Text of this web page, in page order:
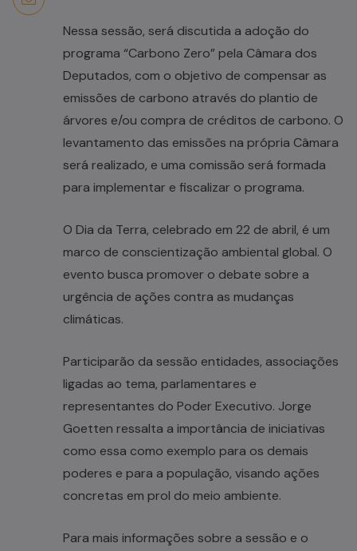
Nessa sessão, será discutida a adoção do
programa “Carbono Zero” pela Câmara dos
Deputados, com o objetivo de compensar as
emissões de carbono através do plantio de
árvores e/ou compra de créditos de carbono. O
levantamento das emissões na própria Câmara
será realizado, e uma comissão será formada
para implementar e fiscalizar o programa.
O Dia da Terra, celebrado em 22 de abril, é um
marco de conscientização ambiental global. O
evento busca promover o debate sobre a
urgência de ações contra as mudanças
climáticas.
Participarão da sessão entidades, associações
ligadas ao tema, parlamentares e
representantes do Poder Executivo. Jorge
Goetten ressalta a importância de iniciativas
como essa como exemplo para os demais
poderes e para a população, visando ações
concretas em prol do meio ambiente.
Para mais informações sobre a sessão e o